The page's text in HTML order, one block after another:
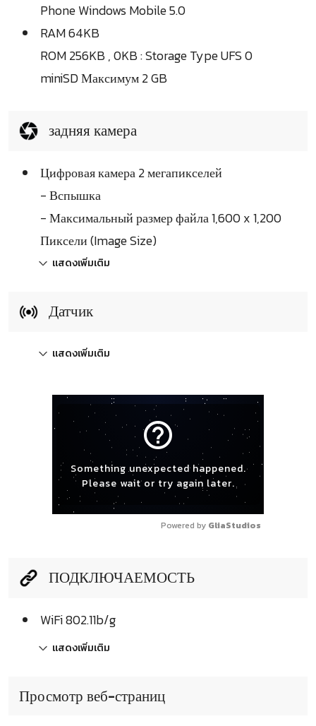
Phone Windows Mobile 5.0
RAM 64KB
ROM 256KB , 0KB : Storage Type UFS 0
miniSD Максимум 2 GB
задняя камера
Цифровая камера 2 мегапикселей
- Вспышка
- Максимальный размер файла 1,600 x 1,200
Пиксели (Image Size)
แสดงเพิ่มเติม
Датчик
แสดงเพิ่มเติม
help_outline
Something unexpected happened.
Please wait or try again later.
Powered by GliaStudios
ПОДКЛЮЧАЕМОСТЬ
WiFi 802.11b/g
แสดงเพิ่มเติม
Просмотр веб-страниц